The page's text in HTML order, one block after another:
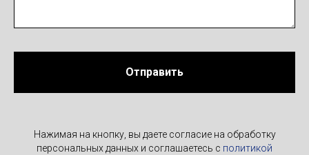
Отправить
Нажимая на кнопку, вы даете согласие на обработку
персональных данных и соглашаетесь c политикой